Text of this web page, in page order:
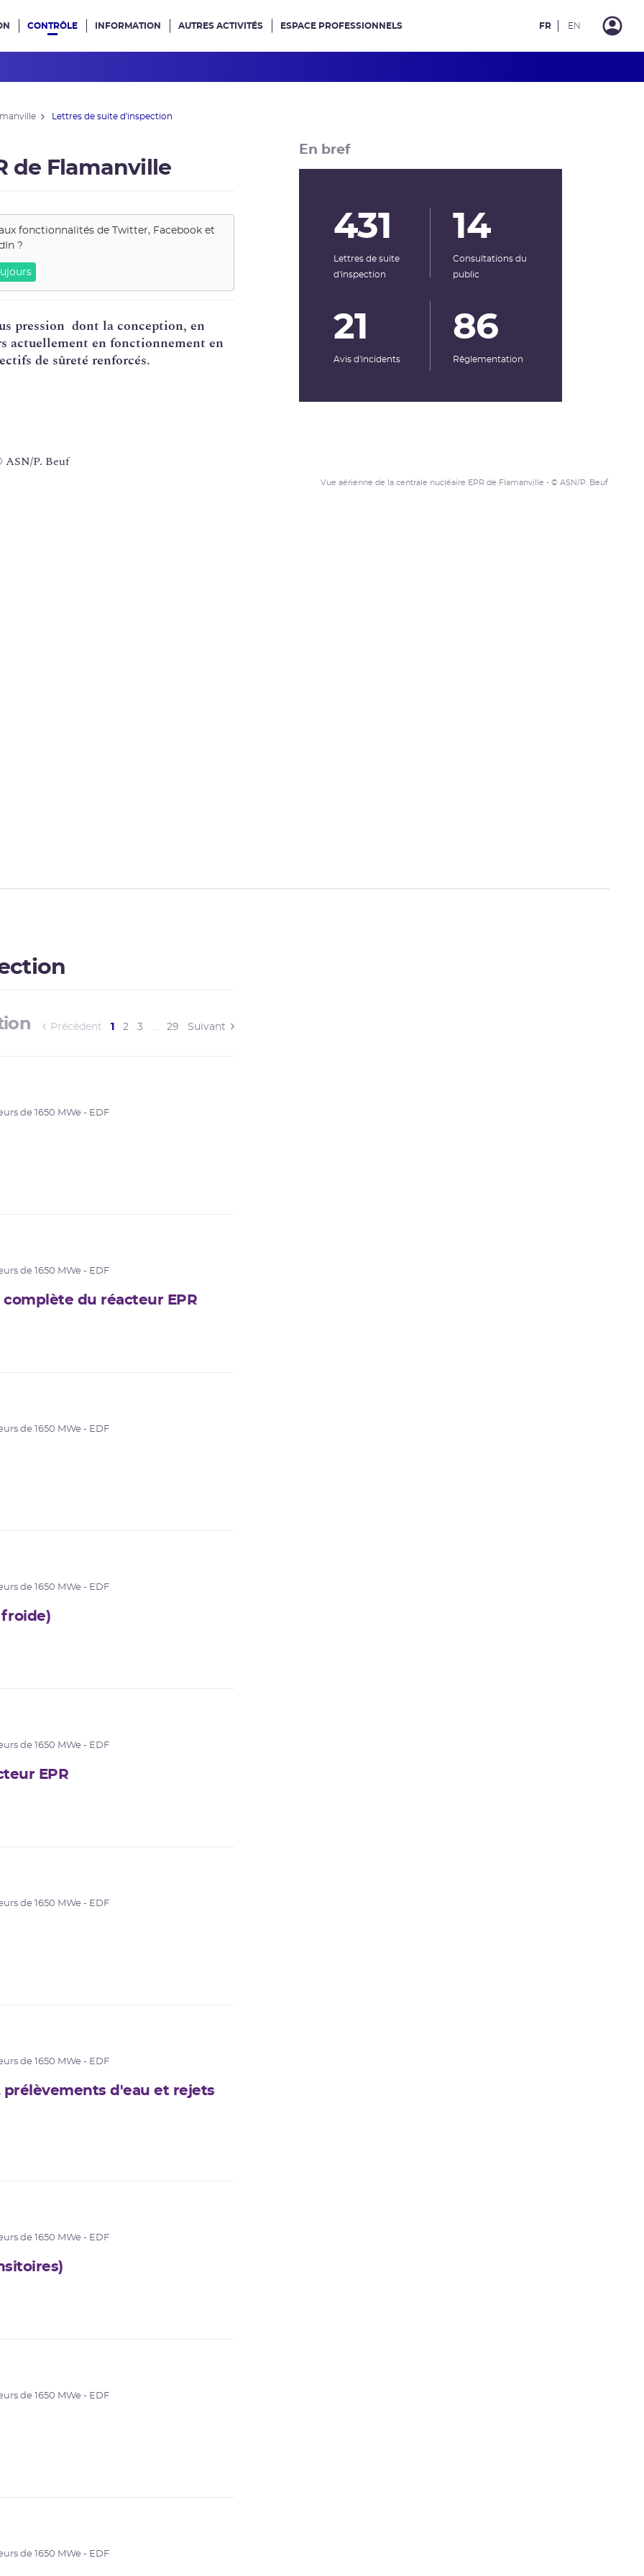
siteCONTRÔLE INFORMATION AUTRES ACTIVITÉS ESPACE PROFESSIONNELS FR EN
Lettres de suite d'inspection
de Flamanville
fonctionnalités de
Twitter, Facebook et
?
pression dont la conception, en
actuellement en fonctionnement en
de sûreté renforcés.
En bref
431
Lettres de suite
d'inspection
14
Consultations du
public
21
Avis d'incidents
86
Rêglementation
Vue aérienne de la centrale nucléaire EPR de Flamanville - © ASN/P. Beuf
Précédent 1 (current)
2 3 … 29 Suivant
de 1650 MWe - EDF
de 1650 MWe - EDF
du réacteur EPR
de 1650 MWe - EDF
de 1650 MWe - EDF
froide)
de 1650 MWe - EDF
EPR
de 1650 MWe - EDF
de 1650 MWe - EDF
d'eau et rejets
de 1650 MWe - EDF
de 1650 MWe - EDF
de 1650 MWe - EDF